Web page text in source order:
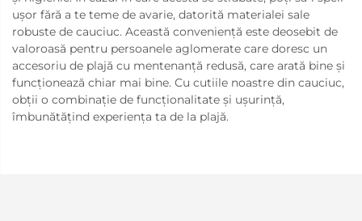
ușor fără a te teme de avarie, datorită materialei sale
robuste de cauciuc. Această conveniență este deosebit de
valoroasă pentru persoanele aglomerate care doresc un
accesoriu de plajă cu mentenanță redusă, care arată bine și
funcționează chiar mai bine. Cu cutiile noastre din cauciuc,
obții o combinație de funcționalitate și ușurință,
îmbunătățind experiența ta de la plajă.